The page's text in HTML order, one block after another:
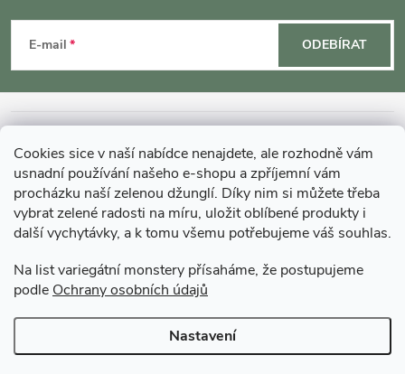
Cookies sice v naší nabídce nenajdete, ale rozhodně vám
usnadní používání našeho e-shopu a zpříjemní vám
procházku naší zelenou džunglí. Díky nim si můžete třeba
vybrat zelené radosti na míru, uložit oblíbené produkty i
další vychytávky, a k tomu všemu potřebujeme váš souhlas.
Na list variegátní monstery přísaháme, že postupujeme
podle Ochrany osobních údajů
Nastavení
p
a
E-mail ODEBÍRAT
MOHLO BY VÁS ZAJÍMAT
O GARDNERS
Gardners Design - Projekt, realizace a údržba zahrad a interiérů
Copyright 2026Gardners-eshop.cz. Všechna práva vyhrazena.Upravit